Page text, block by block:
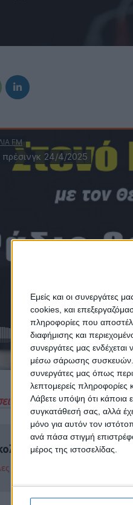
Εμείς και οι συνεργάτες
cookies, και
πληροφορίες που
διαφήμισης και
συνεργάτες μας
μέσω σάρωσης συσκευών.
συνεργάτες μας όπως
λεπτομερείς πληροφορίες
Λάβετε υπόψη ότι κάποια
συγκατάθεσή σας, αλλά
μόνο για αυτόν τον
ανά πάσα στιγμή
μέρος της ιστοσελίδας.
Σήμερα
την
οι εξελίξεις στην περιοχή